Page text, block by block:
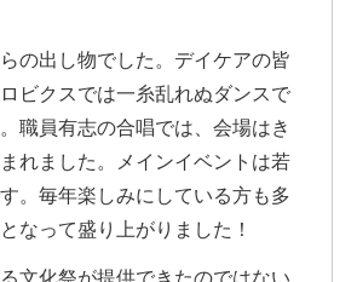
の出し物でした。デイケアの皆
ビクスでは一糸乱れぬダンスで
職員有志の合唱では、会場はき
れました。メインイベントは若
。毎年楽しみにしている方も多
なって盛り上がりました！
文化祭が提供できたのではない